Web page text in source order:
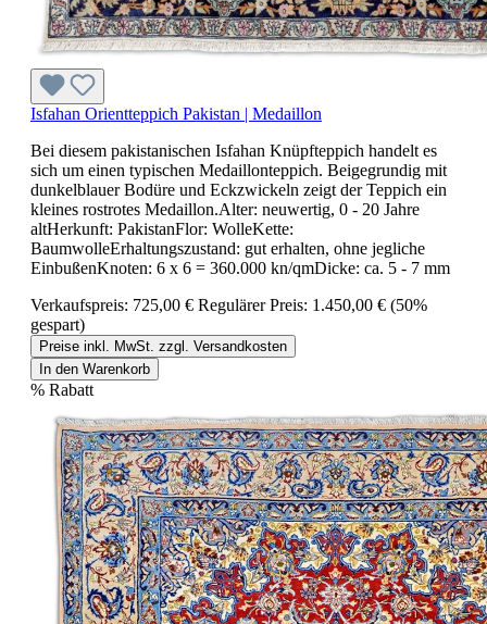
Isfahan Orientteppich Pakistan | Medaillon
Bei diesem pakistanischen Isfahan Knüpfteppich handelt es
sich um einen typischen Medaillonteppich. Beigegrundig mit
dunkelblauer Bodüre und Eckzwickeln zeigt der Teppich ein
kleines rostrotes Medaillon.Alter: neuwertig, 0 - 20 Jahre
altHerkunft: PakistanFlor: WolleKette:
BaumwolleErhaltungszustand: gut erhalten, ohne jegliche
EinbußenKnoten: 6 x 6 = 360.000 kn/qmDicke: ca. 5 - 7 mm
Verkaufspreis: 725,00 € Regulärer Preis: 1.450,00 € (50%
gespart)
Preise inkl. MwSt. zzgl. Versandkosten
In den Warenkorb
% Rabatt